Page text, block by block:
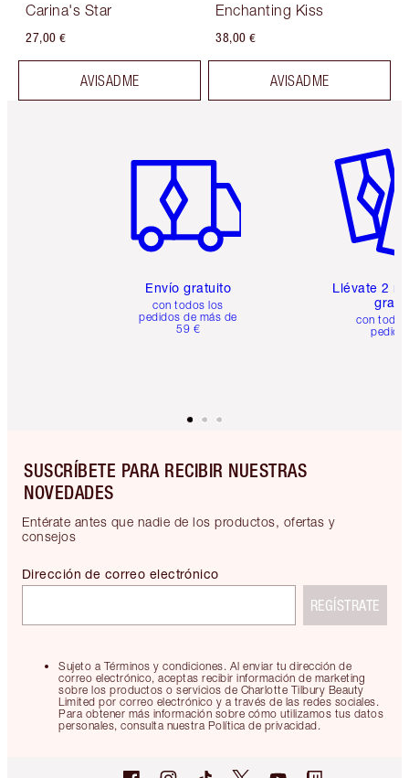
Carina's Star
27,00 €
AVISADME
Enchanting Kiss
38,00 €
AVISADME
Envío gratuito
con todos los
pedidos de más de
59 €
Llévate 2
gratis
con
SUSCRÍBETE PARA RECIBIR NUESTRAS
NOVEDADES
Entérate antes que nadie de los productos, ofertas y
consejos
Sujeto a Términos y condiciones. Al enviar tu dirección de
correo electrónico, aceptas recibir información de marketing
sobre los productos o servicios de Charlotte Tilbury Beauty
Limited por correo electrónico y a través de las redes sociales.
Para obtener más información sobre cómo utilizamos tus datos
personales, consulta nuestra Política de privacidad.
Dirección de correo electrónico
REGÍSTRATE